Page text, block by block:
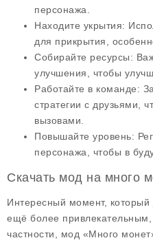
персонажа.
Находите укрытия:
для прикрытия,
Собирайте ресурсы:
улучшения, чтобы
Работайте в команде:
стратегии с друзьями,
вызовами.
Повышайте уровень:
персонажа, чтобы в
Скачать мод на много
Интересный момент, который
ещё более
частности, мод «Много монет